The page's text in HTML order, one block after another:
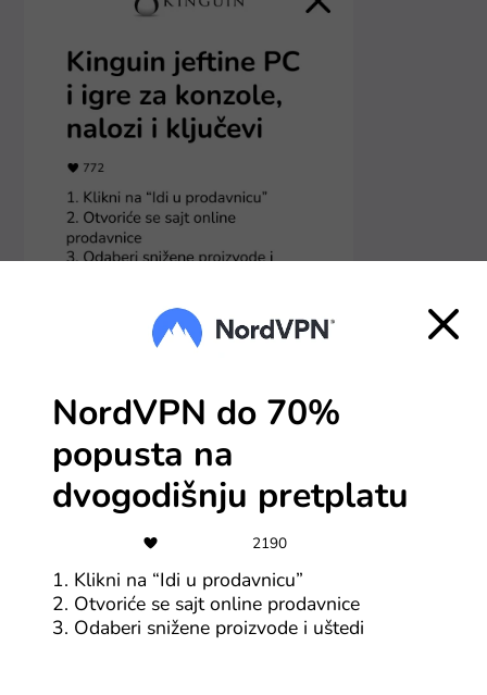
Više o Kinguin
NordVPN do 70%
popusta na
dvogodišnju pretplatu
2190
1. Klikni na “Idi u prodavnicu”
2. Otvoriće se sajt online prodavnice
3. Odaberi snižene proizvode i uštedi